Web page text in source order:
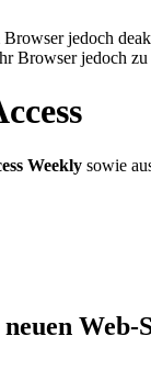
jedoch
Browser jedoch
Weekly sowie
Web-